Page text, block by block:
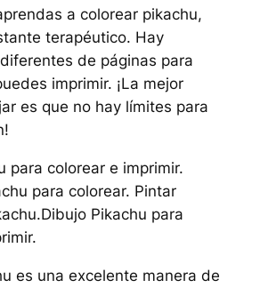
a colorear pikachu,
terapéutico. Hay
de páginas para
imprimir. ¡La mejor
es que no hay límites para
para colorear e imprimir.
para colorear. Pintar
Pikachu para
es una excelente manera de